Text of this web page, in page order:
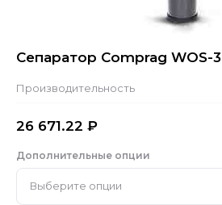
Сепаратор Comprag WOS-3
Производительность
26 671.22 ₽
Дополнительные опции
Выберите опции